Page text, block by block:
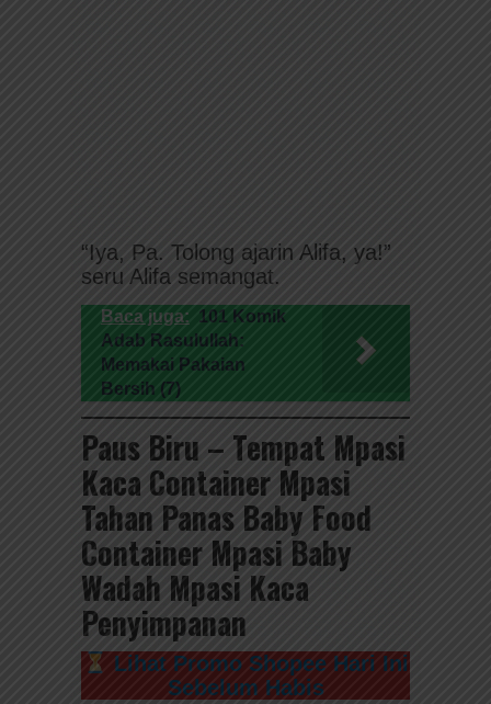
“Iya, Pa. Tolong ajarin Alifa, ya!”
seru Alifa semangat.
Baca juga: 101 Komik
Adab Rasulullah:
Memakai Pakaian
Bersih (7)
Paus Biru – Tempat Mpasi
Kaca Container Mpasi
Tahan Panas Baby Food
Container Mpasi Baby
Wadah Mpasi Kaca
Penyimpanan
Lihat Promo Shopee Hari Ini
Sebelum Habis